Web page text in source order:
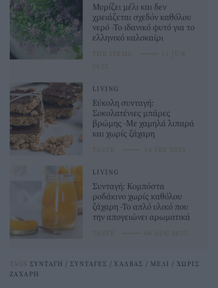
Μυρίζει μέλι και δεν
χρειάζεται σχεδόν καθόλου
νερό -Το ιδανικό φυτό για το
ελληνικό καλοκαίρι
THE ITEMS ⸻ 11 JUN
2025
LIVING
Εύκολη συνταγή:
Σοκολατένιες μπάρες
βρώμης -Με χαμηλά λιπαρά
και χωρίς ζάχαρη
TASTE ⸻ 16 SEP 2025
LIVING
Συνταγή: Κομπόστα
ροδάκινο χωρίς καθόλου
ζάχαρη -Το απλό υλικό που
την απογειώνει αρωματικά
TASTE ⸻ 06 AUG 2025
TAGS ΣΥΝΤΑΓΗ / ΣΥΝΤΑΓΕΣ / ΧΑΛΒΑΣ / ΜΕΛΙ / ΧΩΡΙΣ
ΖΑΧΑΡΗ